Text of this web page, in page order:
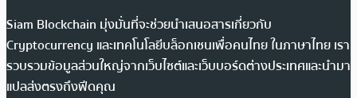
Siam Blockchain มุ่งมั่นที่จะช่วยนำเสนอสารเกี่ยวกับ
Cryptocurrency และเทคโนโลยีบล็อกเชนเพื่อคนไทย ในภาษาไทย เรา
รวบรวมข้อมูลส่วนใหญ่จากเว็บไซต์และเว็บบอร์ดต่างประเทศและนำมา
แปลส่งตรงถึงฟีดคุณ